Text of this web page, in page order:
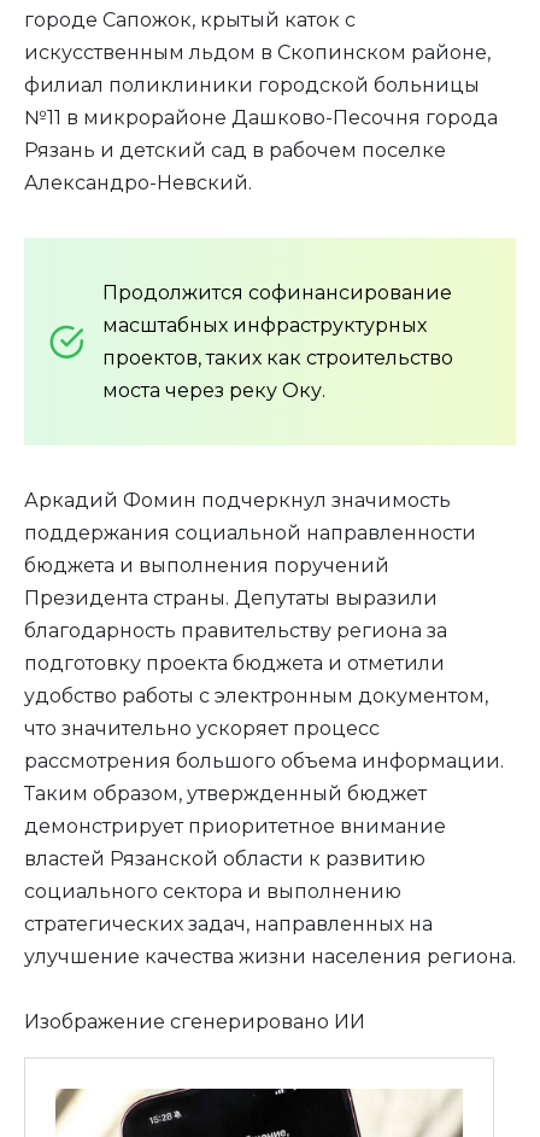
городе Сапожок, крытый каток с
искусственным льдом в Скопинском районе,
филиал поликлиники городской больницы
№11 в микрорайоне Дашково-Песочня города
Рязань и детский сад в рабочем поселке
Александро-Невский.
Продолжится софинансирование
масштабных инфраструктурных
проектов, таких как строительство
моста через реку Оку.
Аркадий Фомин подчеркнул значимость
поддержания социальной направленности
бюджета и выполнения поручений
Президента страны. Депутаты выразили
благодарность правительству региона за
подготовку проекта бюджета и отметили
удобство работы с электронным документом,
что значительно ускоряет процесс
рассмотрения большого объема информации.
Таким образом, утвержденный бюджет
демонстрирует приоритетное внимание
властей Рязанской области к развитию
социального сектора и выполнению
стратегических задач, направленных на
улучшение качества жизни населения региона.
Изображение сгенерировано ИИ